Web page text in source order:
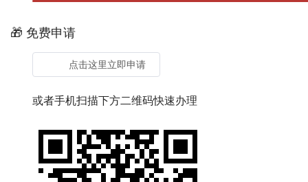
🎁 免费申请
点击这里立即申请
或者手机扫描下方二维码快速办理